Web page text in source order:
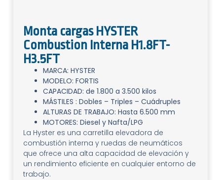
Monta cargas HYSTER
Combustion Interna H1.8FT-
H3.5FT
MARCA: HYSTER
MODELO: FORTIS
CAPACIDAD: de 1.800 a 3.500 kilos
MÁSTILES : Dobles – Triples – Cuádruples
ALTURAS DE TRABAJO: Hasta 6.500 mm
MOTORES: Diesel y Nafta/LPG
La Hyster es una carretilla elevadora de
combustión interna y ruedas de neumáticos
que ofrece una alta capacidad de elevación y
un rendimiento eficiente en cualquier entorno de
trabajo.